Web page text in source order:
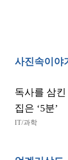
사진속이야
독사를 삼
집은 ‘5분’
IT/과학